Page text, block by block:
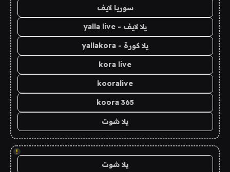
سوريا لايف
يلا لايف - yalla live
يلا كورة - yallakora
kora live
kooralive
koora 365
يلا شوت
!
يلا شوت